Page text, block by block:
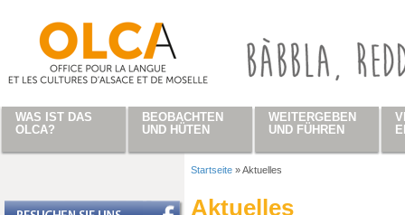
Startseite »Aktuelles
Aktuelles
WAS IST DAS
OLCA?
BEOBACHTEN
UND HÜTEN
WEITERGEBEN
UND FÜHREN